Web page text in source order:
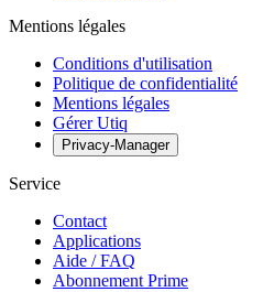
Mentions légales
Conditions d'utilisation
Politique de confidentialité
Mentions légales
Gérer Utiq
Privacy-Manager
Service
Contact
Applications
Aide / FAQ
Abonnement Prime